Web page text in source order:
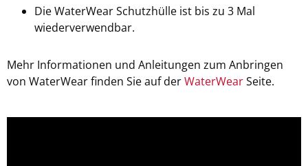
Die WaterWear Schutzhülle ist bis zu 3 Mal
wiederverwendbar.
Mehr Informationen und Anleitungen zum Anbringen
von WaterWear finden Sie auf derWaterWearSeite.